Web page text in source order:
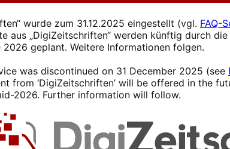
wurde zum 31.12.2025 eingestellt (vgl. FAQ-
aus „DigiZeitschriften“ werden künftig durch
geplant. Weitere Informationen folgen.
was discontinued on 31 December 2025 (see
from ‘DigiZeitschriften’ will be offered in the
2026. Further information will follow.